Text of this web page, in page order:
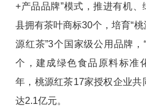
+产品品牌”模式，推进有机
县拥有茶叶商标30个，培育“桃
源红茶”3个国家级公用品牌，
个，建成绿色食品原料标准
年，桃源红茶17家授权企业共
达2.1亿元。